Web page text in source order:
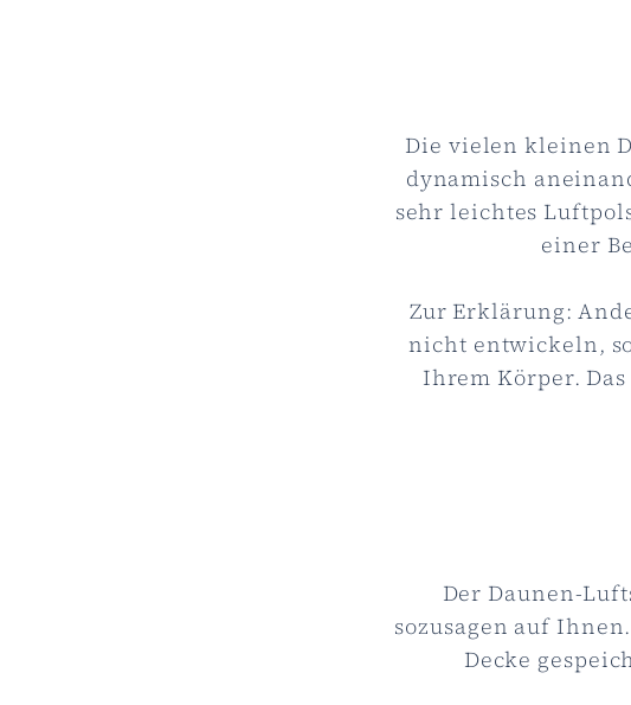
Die vielen kleinen
dynamisch
sehr leichtes
einer
Zur Erklärung:
nicht entwickeln,
Ihrem Körper.
Der Daunen-
sozusagen auf
Decke